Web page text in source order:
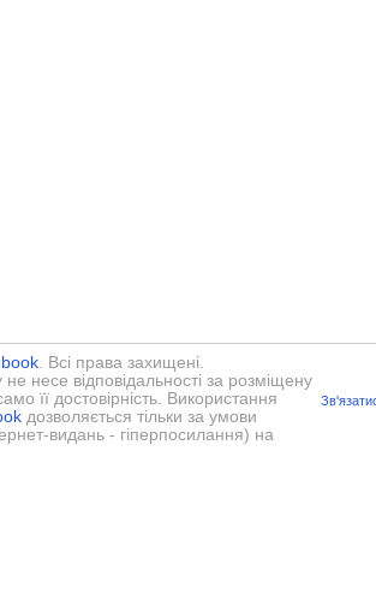
. Всі права захищені.
не несе відповідальності за розміщену
її достовірність. Використання
дозволяється тільки за умови
видань - гіперпосилання) на